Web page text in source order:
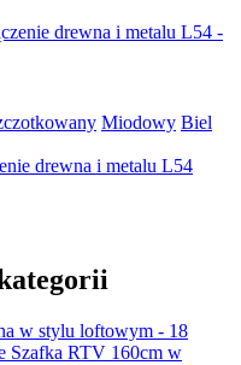
Miodowy Biel
drewna i metalu L54